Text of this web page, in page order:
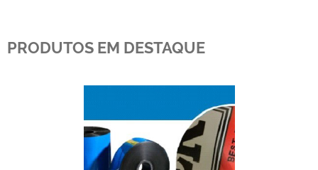
PRODUTOS EM DESTAQUE